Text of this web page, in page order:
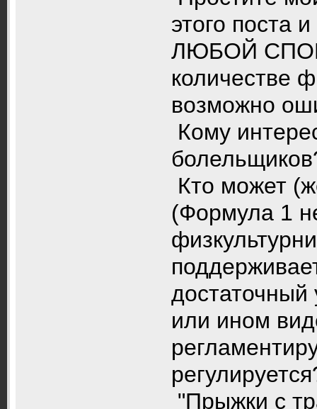
этого поста
ЛЮБОЙ
количестве
возможно
Кому
Кто может
(Формула 1
достаточный
или ином
"Прыжки с